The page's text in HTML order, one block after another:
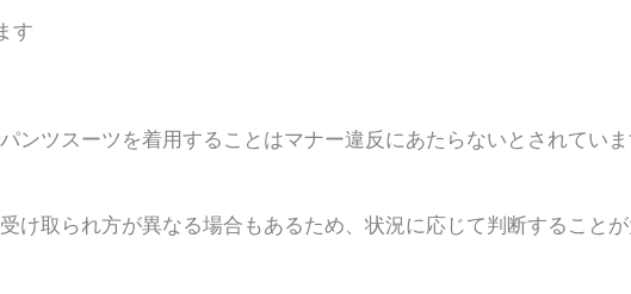
す
ンツスーツを着用することはマナー違反にあたらないとされてい
け取られ方が異なる場合もあるため、状況に応じて判断すること